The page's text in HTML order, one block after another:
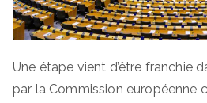
Une étape vient d’être franchie
par la Commission européenne